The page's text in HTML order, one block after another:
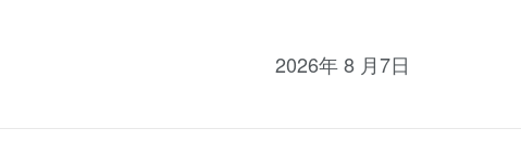
2026年 8 月7日